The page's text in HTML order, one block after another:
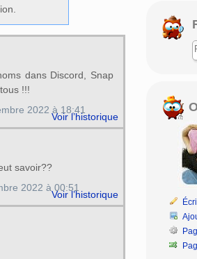
dans Discord, Snap
!!!
Voir l’historique
2022 à 18:41
savoir??
Voir l’historique
2022 à 00:51